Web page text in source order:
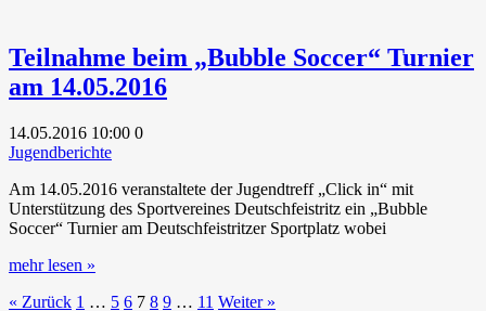
Teilnahme beim „Bubble Soccer“ Turnier
am 14.05.2016
14.05.2016 10:00 0
Jugendberichte
Am 14.05.2016 veranstaltete der Jugendtreff „Click in“ mit
Unterstützung des Sportvereines Deutschfeistritz ein „Bubble
Soccer“ Turnier am Deutschfeistritzer Sportplatz wobei
mehr lesen »
« Zurück 1 … 5 6 7 8 9 … 11 Weiter »